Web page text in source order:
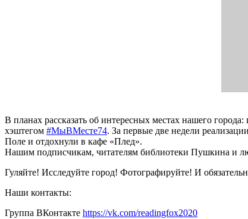
В планах рассказать об интересных местах нашего
хэштегом #МыВМесте74. За первые две недели
Поле и отдохнули в кафе «Плед».
Нашим подписчикам, читателям библиотеки Пушкина и
Гуляйте! Исследуйте город! Фотографируйте! И
Наши контакты:
Группа ВКонтакте https://vk.com/readingfox2020